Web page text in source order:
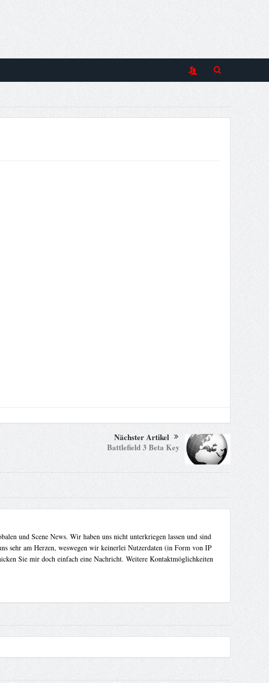
Nächster Artikel
Battlefield 3 Beta Key
und Scene News. Wir haben uns nicht unterkriegen lassen und sind
sehr am Herzen, weswegen wir keinerlei Nutzerdaten (in Form von IP
Sie mir doch einfach eine Nachricht. Weitere Kontaktmöglichkeiten